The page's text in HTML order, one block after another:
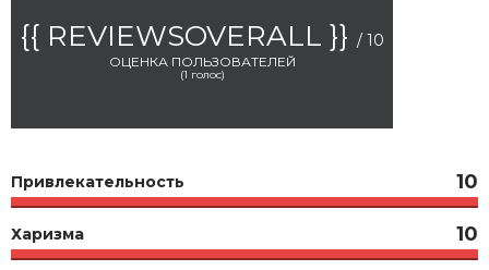
{{ REVIEWSOVERALL }} / 10
ОЦЕНКА ПОЛЬЗОВАТЕЛЕЙ
(1 голос)
Привлекательность 10
Харизма 10